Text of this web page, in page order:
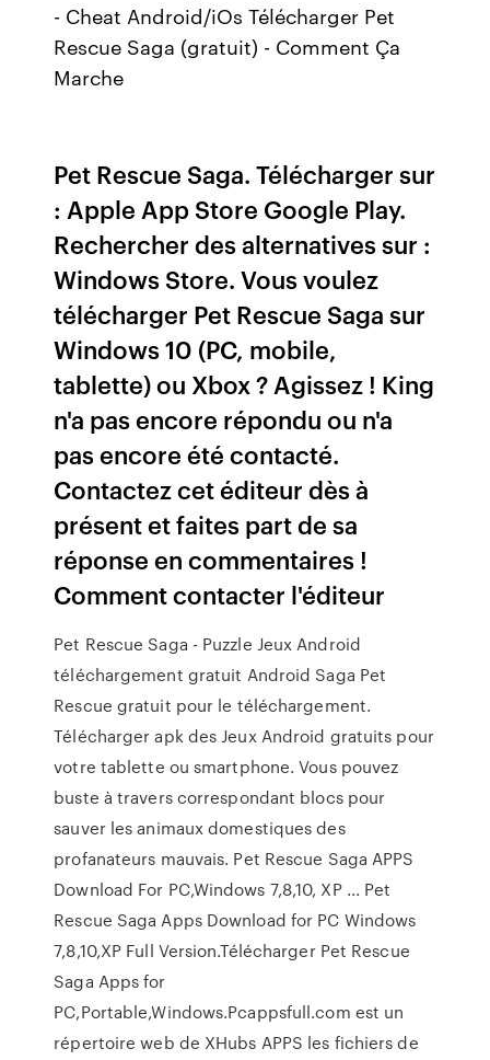
- Cheat Android/iOs Télécharger Pet
Rescue Saga (gratuit) - Comment Ça
Marche
Pet Rescue Saga. Télécharger sur
: Apple App Store Google Play.
Rechercher des alternatives sur :
Windows Store. Vous voulez
télécharger Pet Rescue Saga sur
Windows 10 (PC, mobile,
tablette) ou Xbox ? Agissez ! King
n'a pas encore répondu ou n'a
pas encore été contacté.
Contactez cet éditeur dès à
présent et faites part de sa
réponse en commentaires !
Comment contacter l'éditeur
Pet Rescue Saga - Puzzle Jeux Android
téléchargement gratuit Android Saga Pet
Rescue gratuit pour le téléchargement.
Télécharger apk des Jeux Android gratuits pour
votre tablette ou smartphone. Vous pouvez
buste à travers correspondant blocs pour
sauver les animaux domestiques des
profanateurs mauvais. Pet Rescue Saga APPS
Download For PC,Windows 7,8,10, XP ... Pet
Rescue Saga Apps Download for PC Windows
7,8,10,XP Full Version.Télécharger Pet Rescue
Saga Apps for
PC,Portable,Windows.Pcappsfull.com est un
répertoire web de XHubs APPS les fichiers de